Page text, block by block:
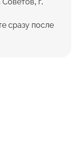
сразу после